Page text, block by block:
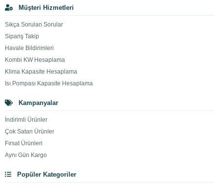
Müşteri Hizmetleri
Sıkça Sorulan Sorular
Sipariş Takip
Havale Bildirimleri
Kombi KW Hesaplama
Klima Kapasite Hesaplama
Isı Pompası Kapasite Hesaplama
Kampanyalar
İndirimli Ürünler
Çok Satan Ürünler
Fırsat Ürünleri
Aynı Gün Kargo
Popüler Kategoriler